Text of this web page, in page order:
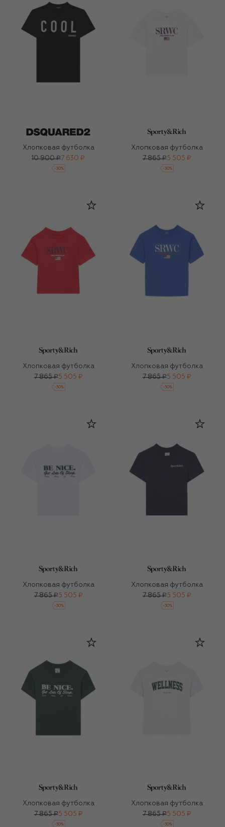
Хлопковая футболка
10 900 ₽7 630 ₽
-30%
Хлопковая футболка
7 865 ₽5 505 ₽
-30%
Хлопковая футболка
7 865 ₽5 505 ₽
-30%
Хлопковая футболка
7 865 ₽5 505 ₽
-30%
Хлопковая футболка
7 865 ₽5 505 ₽
-30%
Хлопковая футболка
7 865 ₽5 505 ₽
-30%
Хлопковая футболка
7 865 ₽5 505 ₽
-30%
Хлопковая футболка
7 865 ₽5 505 ₽
-30%